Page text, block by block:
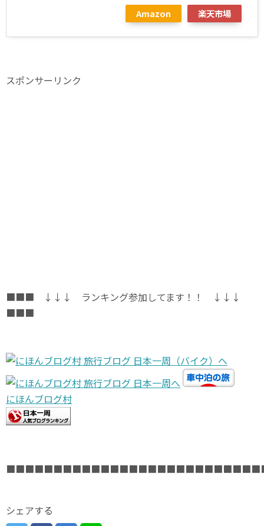
Amazon 楽天市場
スポンサーリンク
■■■ ↓↓↓ ランキング参加してます！！ ↓↓↓
■■■
にほんブログ村
シェアする